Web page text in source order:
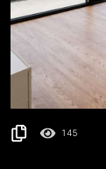
529.199€
157 m2
145